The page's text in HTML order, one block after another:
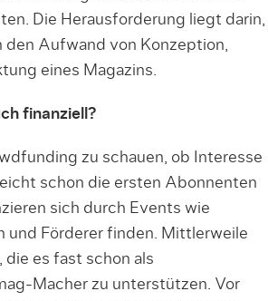
Die Herausforderung liegt darin,
Aufwand von Konzeption,
eines Magazins.
finanziell?
zu schauen, ob Interesse
schon die ersten Abonnenten
sich durch Events wie
und Förderer finden. Mittlerweile
es fast schon als
Macher zu unterstützen. Vor